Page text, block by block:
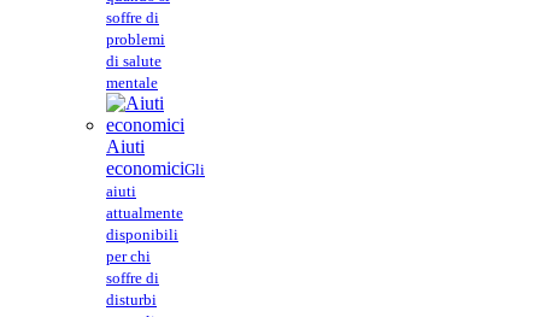
soffre di
problemi
di salute
mentale
Aiuti
economiciGli
aiuti
attualmente
disponibili
per chi
soffre di
disturbi